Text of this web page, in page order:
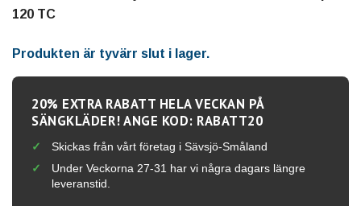
120 TC
Produkten är tyvärr slut i lager.
20% EXTRA RABATT HELA VECKAN PÅ
SÄNGKLÄDER! ANGE KOD: RABATT20
Skickas från vårt företag i Sävsjö-Småland
Under Veckorna 27-31 har vi några dagars längre
leveranstid.